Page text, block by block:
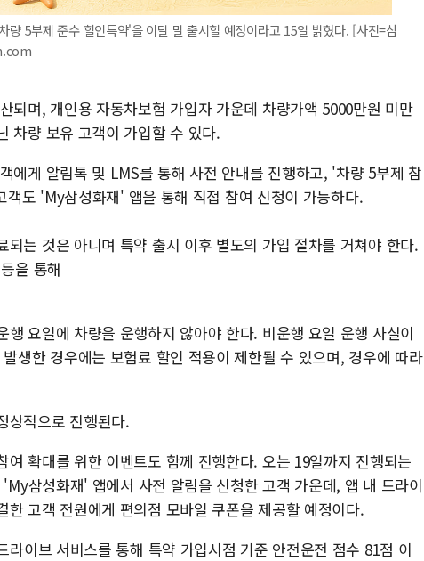
량 5부제 준수 할인특약'을 이달 말 출시할 예정이라고 15일 밝혔다. [사진=삼
되며, 개인용 자동차보험 가입자 가운데 차량가액 5000만원 미만
차량 보유 고객이 가입할 수 있다.
에게 알림톡 및 LMS를 통해 사전 안내를 진행하고, '차량 5부제 참
도 'My삼성화재' 앱을 통해 직접 참여 신청이 가능하다.
되는 것은 아니며 특약 출시 이후 별도의 가입 절차를 거쳐야 한다.
을 통해
요일에 차량을 운행하지 않아야 한다. 비운행 요일 운행 사실이
생한 경우에는 보험료 할인 적용이 제한될 수 있으며, 경우에 따라
상적으로 진행된다.
확대를 위한 이벤트도 함께 진행한다. 오는 19일까지 진행되는
삼성화재' 앱에서 사전 알림을 신청한 고객 가운데, 앱 내 드라이
한 고객 전원에게 편의점 모바일 쿠폰을 제공할 예정이다.
이브 서비스를 통해 특약 가입시점 기준 안전운전 점수 81점 이